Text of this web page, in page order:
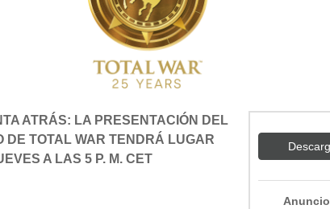
ATRÁS: LA PRESENTACIÓN DEL
DE TOTAL WAR TENDRÁ LUGAR
A LAS 5 P. M. CET